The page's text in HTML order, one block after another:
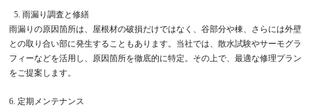
5. 雨漏り調査と修繕
雨漏りの原因箇所は、屋根材の破損だけではなく、谷部分や棟、さらには外壁
との取り合い部に発生することもあります。当社では、散水試験やサーモグラ
フィーなどを活用し、原因箇所を徹底的に特定。その上で、最適な修理プラン
をご提案します。
6. 定期メンテナンス